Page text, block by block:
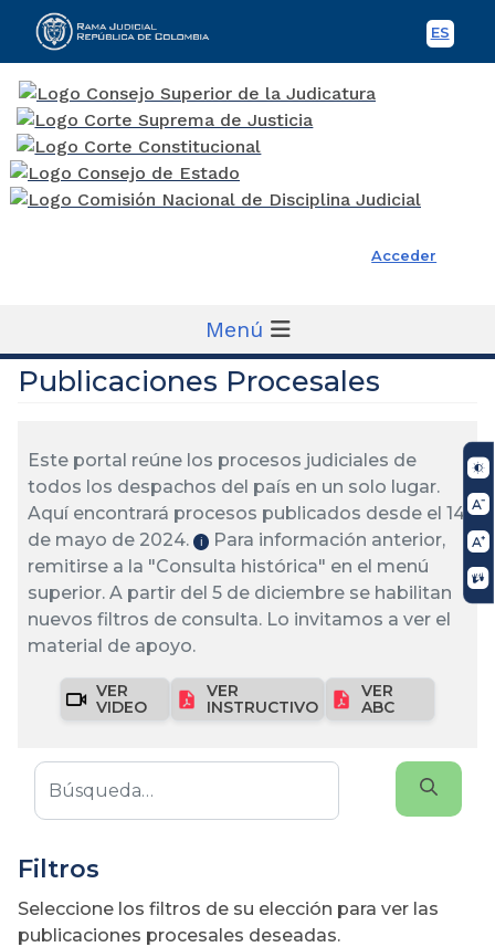
ES
Rama Judicial
Acceder
Menú
Publicaciones Procesales
Este portal reúne los procesos judiciales de
todos los despachos del país en un solo lugar.
Aquí encontrará procesos publicados desde el 14
de mayo de 2024.
ℹ️
Para información anterior,
remitirse a la "Consulta histórica" en el menú
superior. A partir del 5 de diciembre se habilitan
nuevos filtros de consulta. Lo invitamos a ver el
material de apoyo.
VER
VIDEO
VER
INSTRUCTIVO
VER
ABC
Filtros
Seleccione los filtros de su elección para ver las
publicaciones procesales deseadas.